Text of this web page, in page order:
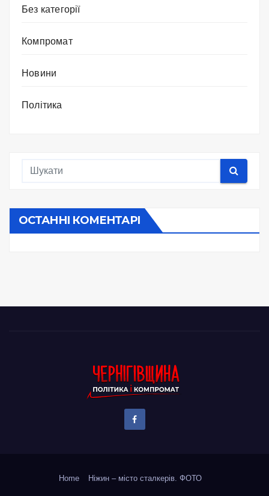
Без категорії
Компромат
Новини
Політика
ОСТАННІ КОМЕНТАРІ
Home Ніжин – місто сталкерів. ФОТО